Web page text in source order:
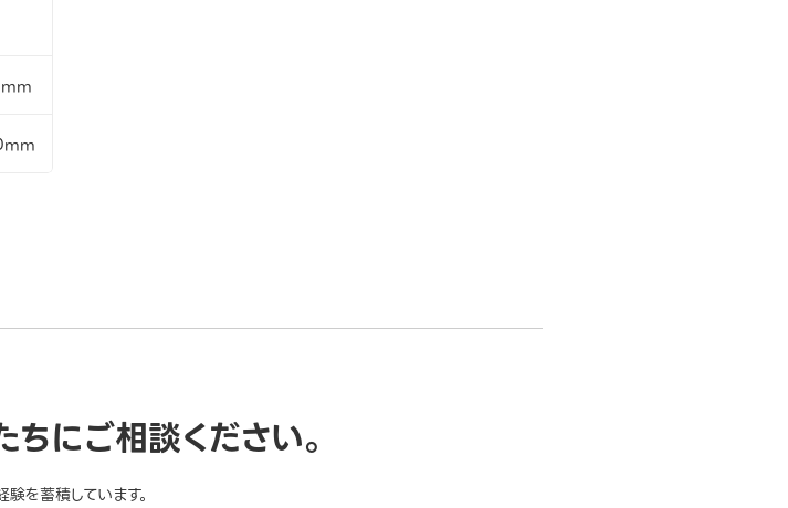
にご相談ください。
を蓄積しています。